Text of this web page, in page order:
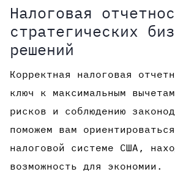
Налоговая
стратегических
решений
Корректная налоговая
ключ к максимальным
рисков и соблюдению
поможем вам
налоговой системе США,
возможность для экономии.